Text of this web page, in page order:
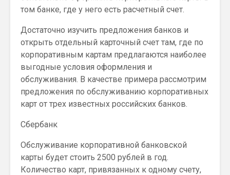
том банке, где у него есть расчетный счет.
Достаточно изучить предложения банков и
открыть отдельный карточный счет там, где по
корпоративным картам предлагаются наиболее
выгодные условия оформления и
обслуживания. В качестве примера рассмотрим
предложения по обслуживанию корпоративных
карт от трех известных российских банков.
Сбербанк
Обслуживание корпоративной банковской
карты будет стоить 2500 рублей в год.
Количество карт, привязанных к одному счету,